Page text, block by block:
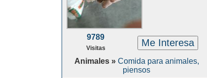
9789
Visitas Me Interesa
Animales » Comida para animales,
piensos